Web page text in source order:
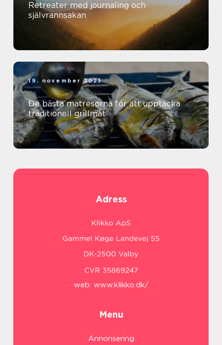
Retreater med journaling och
självrannsakan
19. november 2025
De bästa matresorna för att upptäcka
traditionell grillmat
Adress
web: www.klikko.dk/
Menu
Annonsering